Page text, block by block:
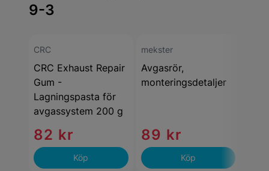
9-3
CRC
CRC Exhaust Repair
Gum -
Lagningspasta för
avgassystem 200 g
82 kr
Köp
mekster
Avgasrör,
monteringsdetaljer
89 kr
Köp